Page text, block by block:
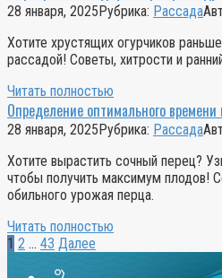
28 января, 2025Рубрика: Рассада
Хотите хрустящих огурчиков
рассадой! Советы, хитрости и
Читать полностью
Определение оптимального
28 января, 2025Рубрика: Рассада
Хотите вырастить сочный перец?
чтобы получить максимум плодов!
обильного урожая перца.
Читать полностью
Пагинация
1 2 … 43 Далее